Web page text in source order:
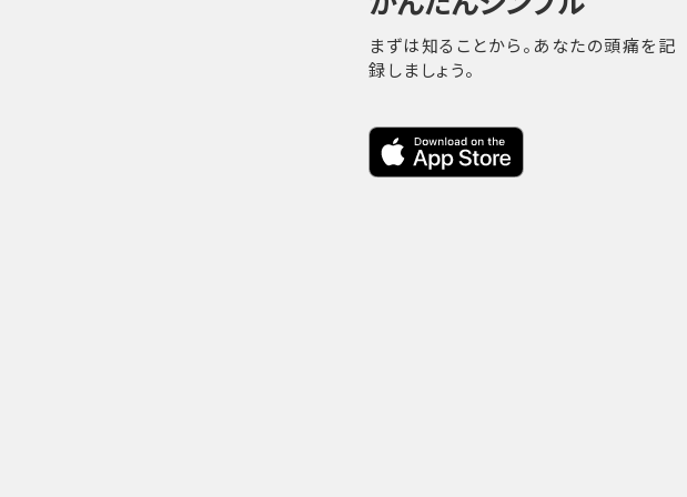
まずは知ることから。あなたの頭痛を記
録しましょう。